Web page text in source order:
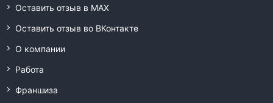
Оставить отзыв в MAX
Оставить отзыв во ВКонтакте
О компании
Работа
Франшиза